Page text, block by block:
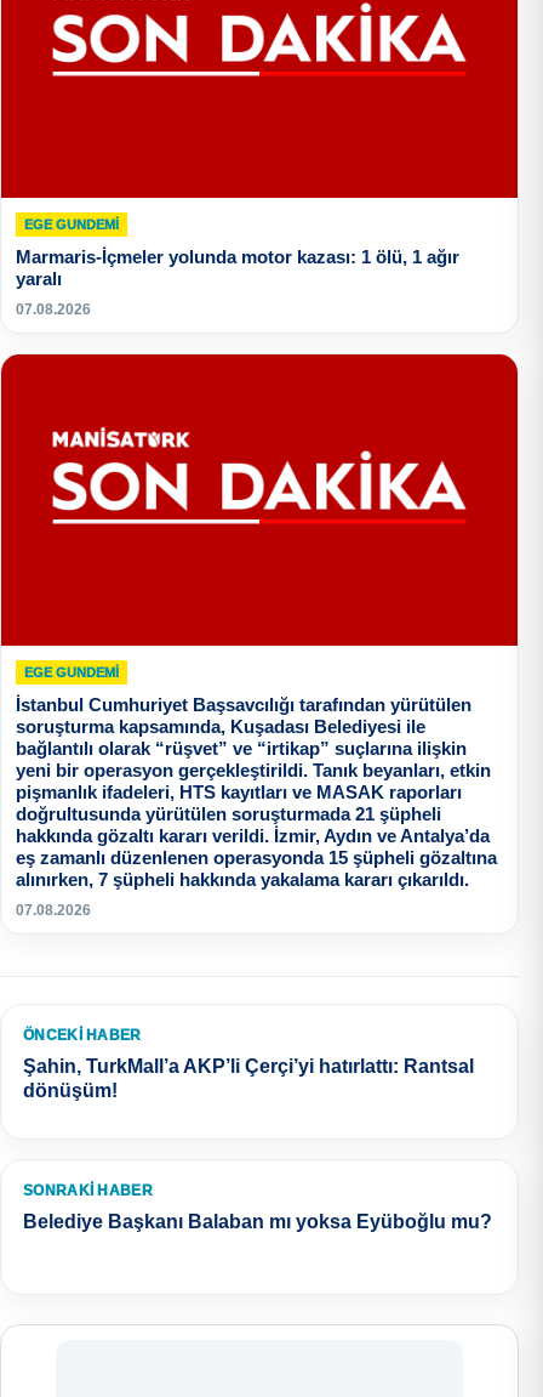
EGE GUNDEMİ
Marmaris-İçmeler yolunda motor kazası: 1 ölü, 1 ağır
yaralı
07.08.2026
EGE GUNDEMİ
İstanbul Cumhuriyet Başsavcılığı tarafından yürütülen
soruşturma kapsamında, Kuşadası Belediyesi ile
bağlantılı olarak “rüşvet” ve “irtikap” suçlarına ilişkin
yeni bir operasyon gerçekleştirildi. Tanık beyanları, etkin
pişmanlık ifadeleri, HTS kayıtları ve MASAK raporları
doğrultusunda yürütülen soruşturmada 21 şüpheli
hakkında gözaltı kararı verildi. İzmir, Aydın ve Antalya’da
eş zamanlı düzenlenen operasyonda 15 şüpheli gözaltına
alınırken, 7 şüpheli hakkında yakalama kararı çıkarıldı.
07.08.2026
ÖNCEKI HABER
Şahin, TurkMall’a AKP’li Çerçi’yi hatırlattı: Rantsal
dönüşüm!
SONRAKI HABER
Belediye Başkanı Balaban mı yoksa Eyüboğlu mu?